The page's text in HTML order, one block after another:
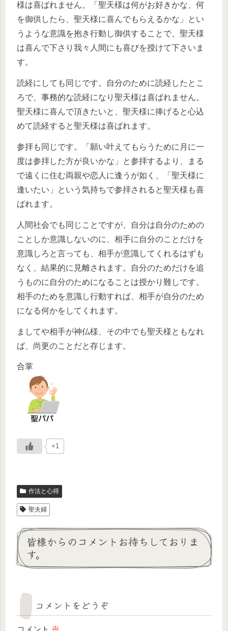
様は喜ばれません。「聖天様は何がお好きかな、何
を御供したら、聖天様に喜んでもらえるかな」とい
うような意識を抱き行動し御供することで、聖天様
は喜んで下さり我々人間にも喜びを授けて下さいま
す。
読経にしても同じです。自分のために読経したとこ
ろで、事務的な読経になり聖天様は喜ばれません。
聖天様に喜んで頂きたいと、聖天様に捧げると心込
めて読経すると聖天様は喜ばれます。
参拝も同じです。「願い叶えてもらうために月に一
度は参拝した方が良いかな」と参拝するより、まる
で遠くに住む両親や恋人に逢うが如く、「聖天様に
逢いたい」という気持ちで参拝されると聖天様も喜
ばれます。
人間社会でも同じことですが、自分は自分のための
ことしか意識しないのに、相手に自分のことだけを
意識しろと言っても、相手が意識してくれるはずも
なく、結果的に見離されます。自分のためだけを追
うものに自分のためになることは授かり難しです。
相手のためを意識し行動すれば、相手が自分のため
になる何かをしてくれます。
ましてや相手が神仏様、その中でも聖天様ともなれ
ば、尚更のことだと存じます。
合掌
+1
作法と心得
聖夫婦
皆様からのコメントお待ちしておりま
す。
コメントをどうぞ
コメント ※